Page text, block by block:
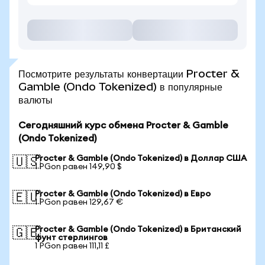
Посмотрите результаты конвертации Procter &
Gamble (Ondo Tokenized) в популярные
валюты
Сегодняшний курс обмена Procter & Gamble
(Ondo Tokenized)
🇺🇸Procter & Gamble (Ondo Tokenized) в Доллар США
1 PGon равен 149,90 $
🇪🇺Procter & Gamble (Ondo Tokenized) в Евро
1 PGon равен 129,67 €
🇬🇧Procter & Gamble (Ondo Tokenized) в Британский
фунт стерлингов
1 PGon равен 111,11 £